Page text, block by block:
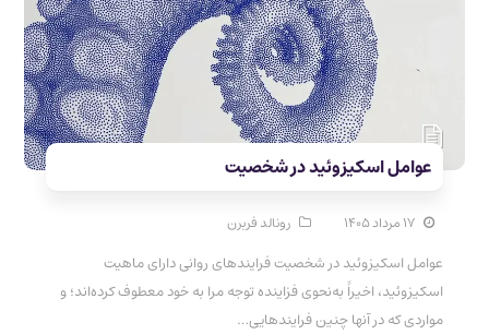
عوامل اسکیزوئید در شخصیت
۱۷ مرداد ۱۴۰۵ رونالد فربرن
عوامل اسکیزوئید در شخصیت فرایندهای روانی دارای ماهیت
اسکیزوئید، اخیراً به‌نحوی فزاینده توجه مرا به خود معطوف کرده‌اند؛ و
مواردی که در آنها چنین فرایندهایی…